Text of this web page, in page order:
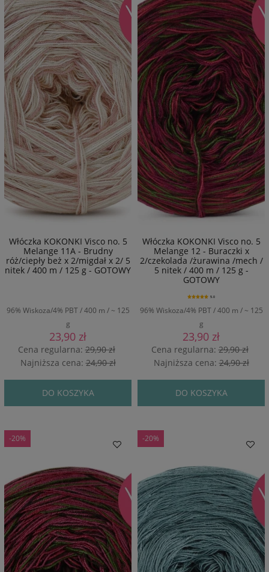
Włóczka KOKONKI Visco no. 5
Melange 11A - Brudny
róż/ciepły beż x 2/migdał x 2/ 5
nitek / 400 m / 125 g - GOTOWY
96% Wiskoza/4% PBT / 400 m / ~ 125
g
23,90 zł
Cena regularna:29,90 zł
Najniższa cena:24,90 zł
DO KOSZYKA
Włóczka KOKONKI Visco no. 5
Melange 12 - Buraczki x
2/czekolada /żurawina /mech /
5 nitek / 400 m / 125 g -
GOTOWY
96% Wiskoza/4% PBT / 400 m / ~ 125
g
5.0
23,90 zł
Cena regularna:29,90 zł
Najniższa cena:24,90 zł
DO KOSZYKA
-20% -20%